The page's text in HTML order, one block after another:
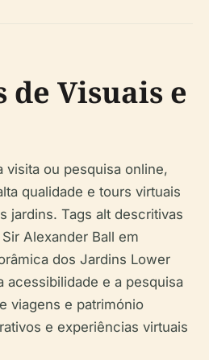
de Visuais e
visita ou pesquisa online,
qualidade e tours virtuais
jardins. Tags alt descritivas
Alexander Ball em
dos Jardins Lower
acessibilidade e a pesquisa
viagens e património
e experiências virtuais